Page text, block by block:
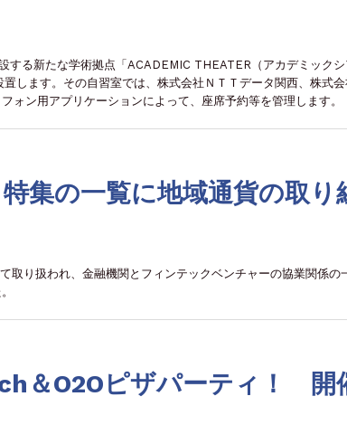
る新たな学術拠点「ACADEMIC THEATER（アカデミックシ
します。その自習室では、株式会社ＮＴＴデータ関西、株式会
ォン用アプリケーションによって、座席予約等を管理します。
集の一覧に地域通貨の取り
取り扱われ、金融機関とフィンテックベンチャーの協業関係の
＆O2Oピザパーティ！ 開